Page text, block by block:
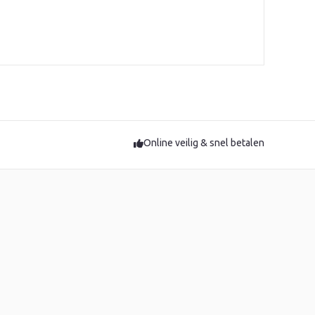
Online veilig & snel betalen